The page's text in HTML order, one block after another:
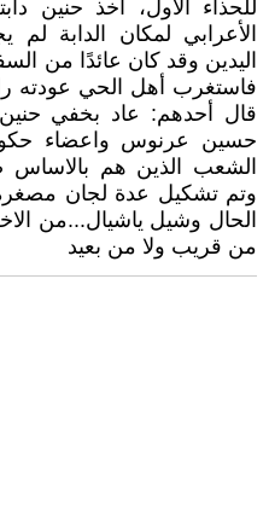
للحذاء الأول، أخذ حنين
الأعرابي لمكان الدابة
اليدين وقد كان عائدًا من
فاستغرب أهل الحي عودته
قال أحدهم: عاد بخفي
حسين عرنوس واعضاء
الشعب الذين هم
وتم تشكيل عدة لجان
الحال وشيل ياشيال...من
من قريب ولا من بعيد